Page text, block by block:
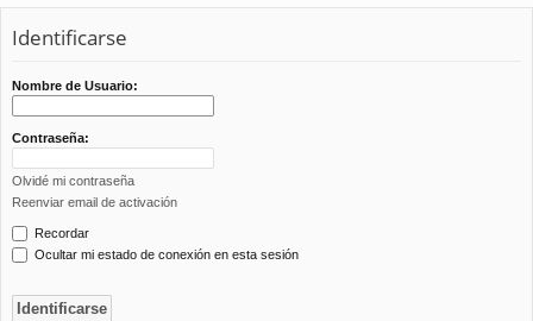
Identificarse
Nombre de Usuario:
Contraseña:
Olvidé mi contraseña
Reenviar email de activación
Recordar
Ocultar mi estado de conexión en esta sesión